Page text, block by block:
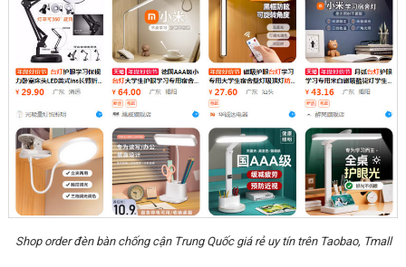
Shop order đèn bàn chống cận Trung Quốc giá rẻ uy tín trên Taobao, Tmall